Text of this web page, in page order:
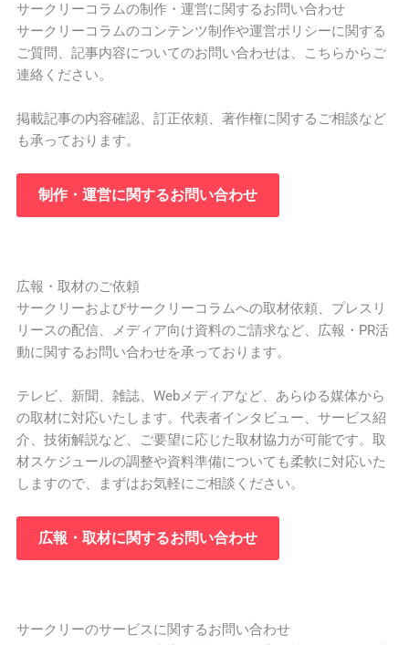
サークリーコラムの制作・運営に関するお問い合わせ
サークリーコラムのコンテンツ制作や運営ポリシーに関する
ご質問、記事内容についてのお問い合わせは、こちらからご
連絡ください。
掲載記事の内容確認、訂正依頼、著作権に関するご相談など
も承っております。
制作・運営に関するお問い合わせ
広報・取材のご依頼
サークリーおよびサークリーコラムへの取材依頼、プレスリ
リースの配信、メディア向け資料のご請求など、広報・PR活
動に関するお問い合わせを承っております。
テレビ、新聞、雑誌、Webメディアなど、あらゆる媒体から
の取材に対応いたします。代表者インタビュー、サービス紹
介、技術解説など、ご要望に応じた取材協力が可能です。取
材スケジュールの調整や資料準備についても柔軟に対応いた
しますので、まずはお気軽にご相談ください。
広報・取材に関するお問い合わせ
サークリーのサービスに関するお問い合わせ